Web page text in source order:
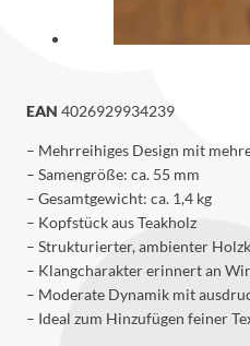
EAN 4026929934239
– Mehrreihiges Design mit
– Samengröße: ca. 55 mm
– Gesamtgewicht: ca. 1,4 kg
– Kopfstück aus Teakholz
– Strukturierter, ambienter
– Klangcharakter erinnert an
– Moderate Dynamik mit
– Ideal zum Hinzufügen feiner